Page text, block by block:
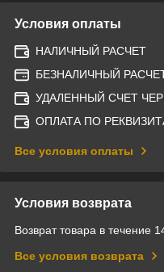
Условия оплаты
НАЛИЧНЫЙ РАСЧЕТ
БЕЗНАЛИЧНЫЙ
УДАЛЕННЫЙ СЧЕТ
ОПЛАТА ПО
Все условия оплаты
Условия возврата
Возврат товара в течение
Все условия возврата